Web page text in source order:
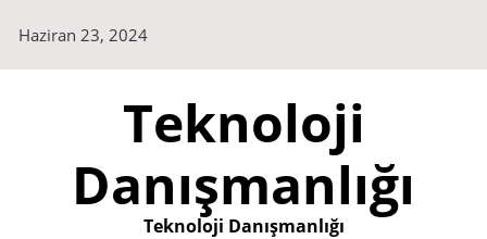
content
Haziran 23, 2024
Teknoloji
Danışmanlığı
Teknoloji Danışmanlığı